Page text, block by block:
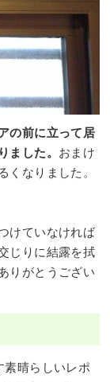
の前に立って居
ました。 おまけ
くなりました。
けていなければ
じりに結露を拭
りがとうござい
素晴らしいレポ